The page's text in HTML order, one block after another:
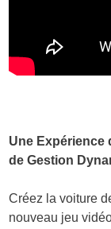
Une Expérience
de Gestion
Créez la voiture
nouveau jeu